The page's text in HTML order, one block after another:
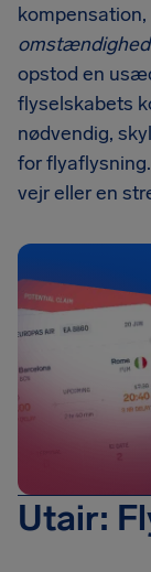
kompensation,
opstod en
flyselskabets
nødvendig,
for
vejr eller en
Utair: